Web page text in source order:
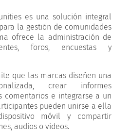
es una solución integral
la gestión de comunidades
ofrece la administración de
foros, encuestas y
que las marcas diseñen una
crear informes
comentarios e integrarse a un
pueden unirse a ella
móvil y compartir
audios o videos.